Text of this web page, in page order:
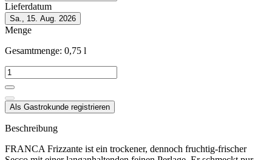
Lieferdatum
Sa., 15. Aug. 2026
Menge
Gesamtmenge: 0,75 l
Als Gastrokunde registrieren
Beschreibung
FRANCA Frizzante ist ein trockener, dennoch fruchtig-frischer